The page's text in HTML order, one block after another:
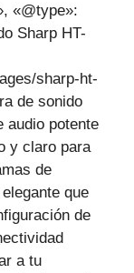
«@type»:
Sharp HT-
sharp-ht-
de sonido
audio potente
y claro para
de
que
de
a tu